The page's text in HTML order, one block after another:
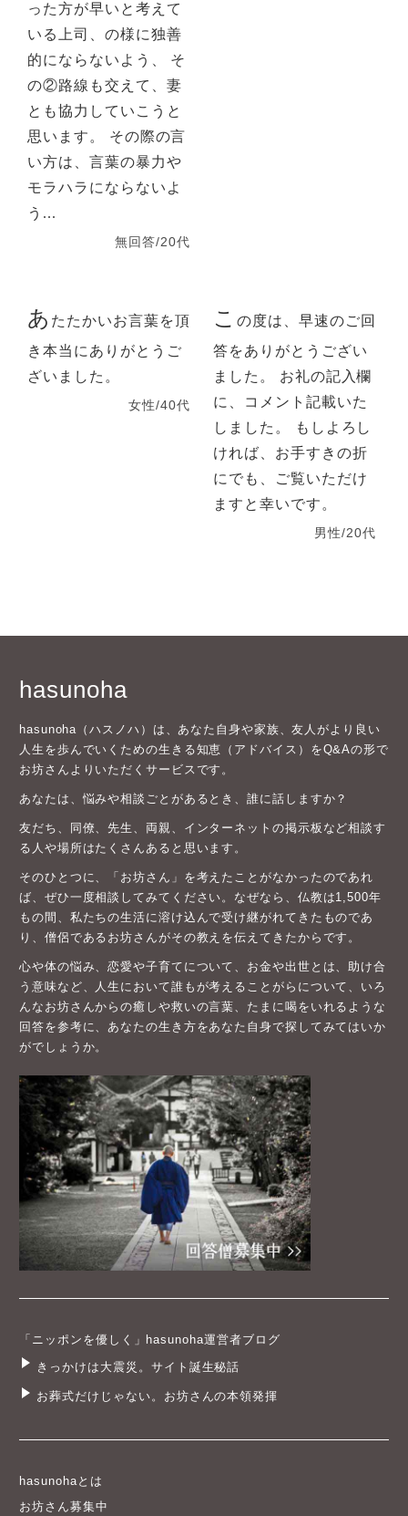
った方が早いと考えて
いる上司、の様に独善
的にならないよう、 そ
の②路線も交えて、妻
とも協力していこうと
思います。 その際の言
い方は、言葉の暴力や
モラハラにならないよ
う...
無回答/20代
あ たたかいお言葉を頂
き本当にありがとうご
ざいました。
女性/40代
こ の度は、早速のご回
答をありがとうござい
ました。 お礼の記入欄
に、コメント記載いた
しました。 もしよろし
ければ、お手すきの折
にでも、ご覧いただけ
ますと幸いです。
男性/20代
hasunoha
hasunoha（ハスノハ）は、あなた自身や家族、友人がより良い
人生を歩んでいくための生きる知恵（アドバイス）をQ&Aの形で
お坊さんよりいただくサービスです。
あなたは、悩みや相談ごとがあるとき、誰に話しますか？
友だち、同僚、先生、両親、インターネットの掲示板など相談す
る人や場所はたくさんあると思います。
そのひとつに、「お坊さん」を考えたことがなかったのであれ
ば、ぜひ一度相談してみてください。なぜなら、仏教は1,500年
もの間、私たちの生活に溶け込んで受け継がれてきたものであ
り、僧侶であるお坊さんがその教えを伝えてきたからです。
心や体の悩み、恋愛や子育てについて、お金や出世とは、助け合
う意味など、人生において誰もが考えることがらについて、いろ
んなお坊さんからの癒しや救いの言葉、たまに喝をいれるような
回答を参考に、あなたの生き方をあなた自身で探してみてはいか
がでしょうか。
「ニッポンを優しく」hasunoha運営者ブログ
きっかけは大震災。サイト誕生秘話
お葬式だけじゃない。お坊さんの本領発揮
hasunohaとは
お坊さん募集中